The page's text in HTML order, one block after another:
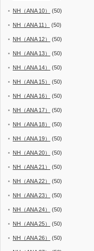
NH（ANA 10） (50)
NH（ANA 11） (50)
NH（ANA 12） (50)
NH（ANA 13） (50)
NH（ANA 14） (50)
NH（ANA 15） (50)
NH（ANA 16） (50)
NH（ANA 17） (50)
NH（ANA 18） (50)
NH（ANA 19） (50)
NH（ANA 20） (50)
NH（ANA 21） (50)
NH（ANA 22） (50)
NH（ANA 23） (50)
NH（ANA 24） (50)
NH（ANA 25） (50)
NH（ANA 26） (50)